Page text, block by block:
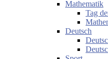
Mathematik
Tag
Deutsch